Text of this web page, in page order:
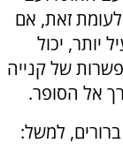
זאת, אם
יותר, יכול
של קנייה
אל הסופר.
למשל: